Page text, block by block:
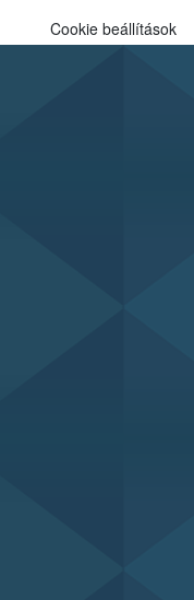
Cookie beállítások